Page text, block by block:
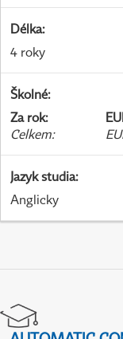
Délka:
4 roky
Školné:
Za rok:
Celkem:
Jazyk studia:
Anglicky